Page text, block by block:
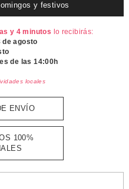
y festivos
y 4 minutos lo recibirás:
de agosto
de las 14:00h
locales
ENVÍO
100%